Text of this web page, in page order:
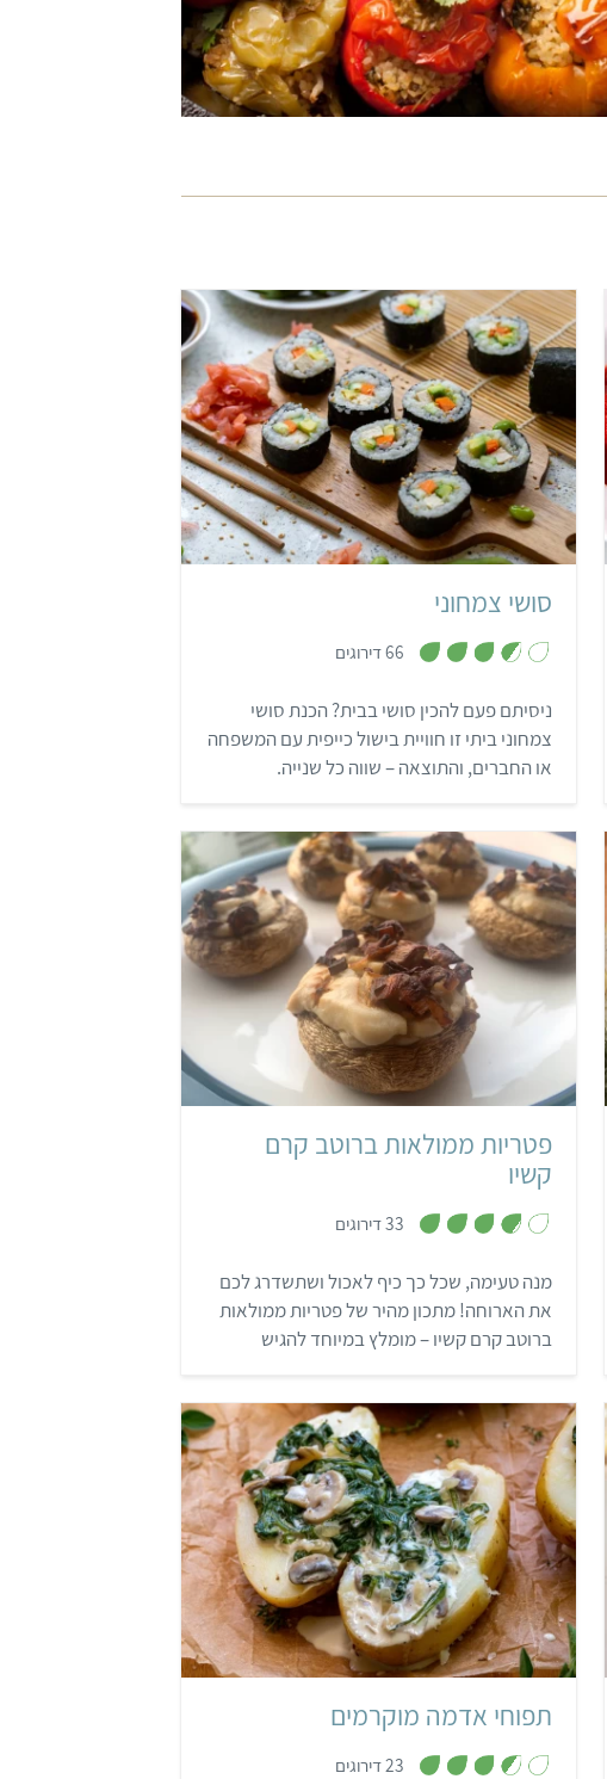
בינוני 45 דקות 4 מנות יפני
סושי צמחוני
66 דירוגים
מ
ו
ך
5
ניסיתם פעם להכין סושי בבית? הכנת סושי
צמחוני ביתי זו חוויית בישול כייפית עם המשפחה
או החברים, והתוצאה – שווה כל שנייה.
45 דקות 16 פטריות ממולאות
פטריות ממולאות ברוטב קרם
קשיו
33 דירוגים
מ
ו
ך
5
מנה טעימה, שכל כך כיף לאכול ושתשדרג לכם
את הארוחה! מתכון מהיר של פטריות ממולאות
ברוטב קרם קשיו – מומלץ במיוחד להגיש
בינוני שעה ו-10 דקות 4 מנות
תפוחי אדמה מוקרמים
23 דירוגים